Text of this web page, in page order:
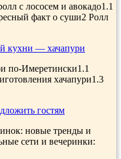
с лососем и авокадо1.1
факт о суши2 Ролл
кухни — хачапури
по-Имеретински1.1
хачапури1.3
гостям
новые тренды и
сети и вечеринки: